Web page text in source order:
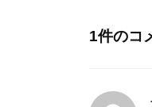
1件のコ